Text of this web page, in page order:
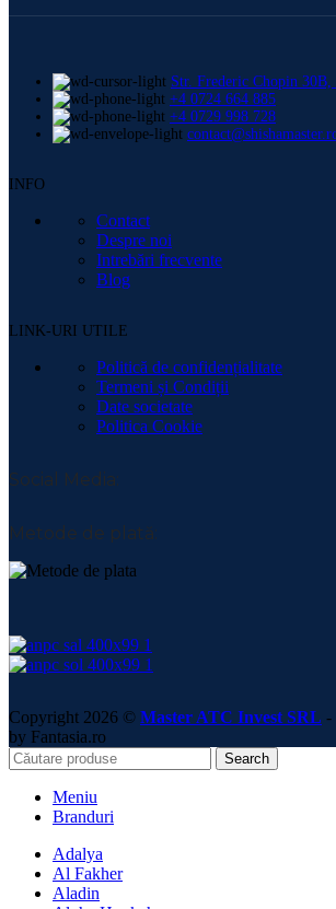
Str. Frederic Chopin 30B,
+4 0724 664 885
+4 0729 998 728
INFO
Contact
Despre noi
Intrebări frecvente
Blog
LINK-URI UTILE
Politică de confidențialitate
Termeni și Condiții
Date societate
Politica Cookie
Social Media:
Metode de plată:
Copyright 2026 © Master ATC Invest SRL -
by Fantasia.ro
Search
Meniu
Branduri
Adalya
Al Fakher
Aladin